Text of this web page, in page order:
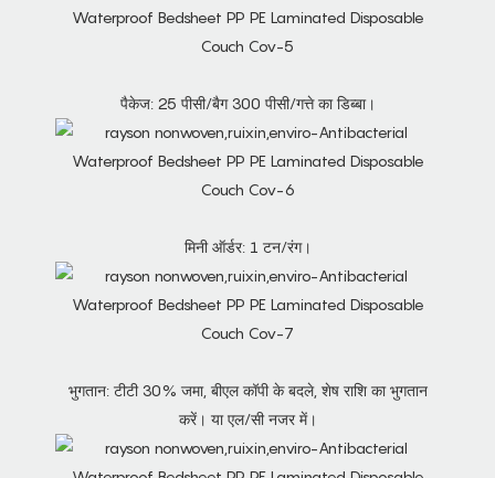
पैकेज: 25 पीसी/बैग 300 पीसी/गत्ते का डिब्बा।
मिनी ऑर्डर: 1 टन/रंग।
भुगतान: टीटी 30% जमा, बीएल कॉपी के बदले, शेष राशि का भुगतान
करें। या एल/सी नजर में।